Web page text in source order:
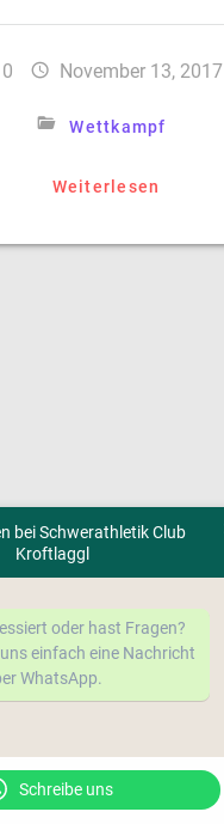
0 November 13, 2017
Wettkampf
Weiterlesen
bei Schwerathletik Club
Kroftlaggl
oder hast Fragen?
einfach eine Nachricht
WhatsApp.
Schreibe uns